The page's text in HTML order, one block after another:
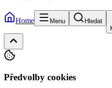
Home Menu
Hledat
Předvolby cookies